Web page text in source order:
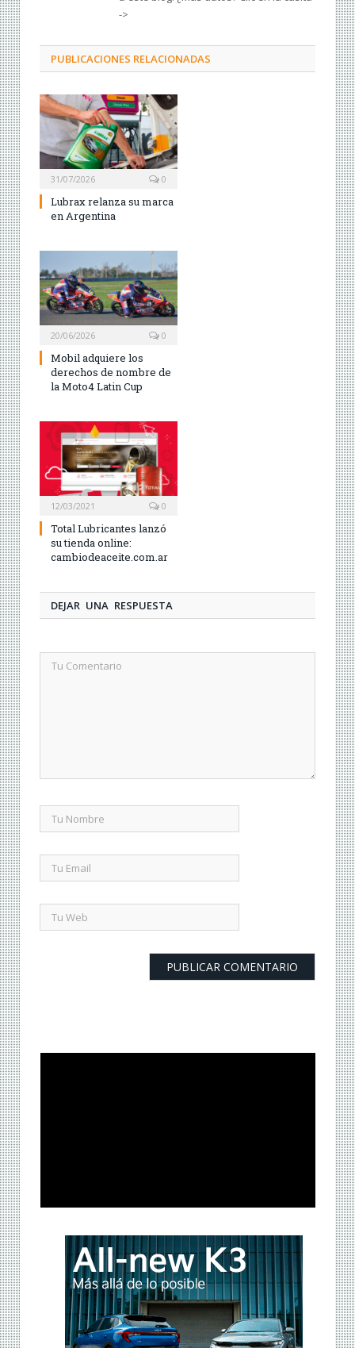
->
PUBLICACIONES RELACIONADAS
31/07/2026 0
Lubrax relanza su marca
en Argentina
20/06/2026 0
Mobil adquiere los
derechos de nombre de
la Moto4 Latin Cup
12/03/2021 0
Total Lubricantes lanzó
su tienda online:
cambiodeaceite.com.ar
DEJAR UNA RESPUESTA